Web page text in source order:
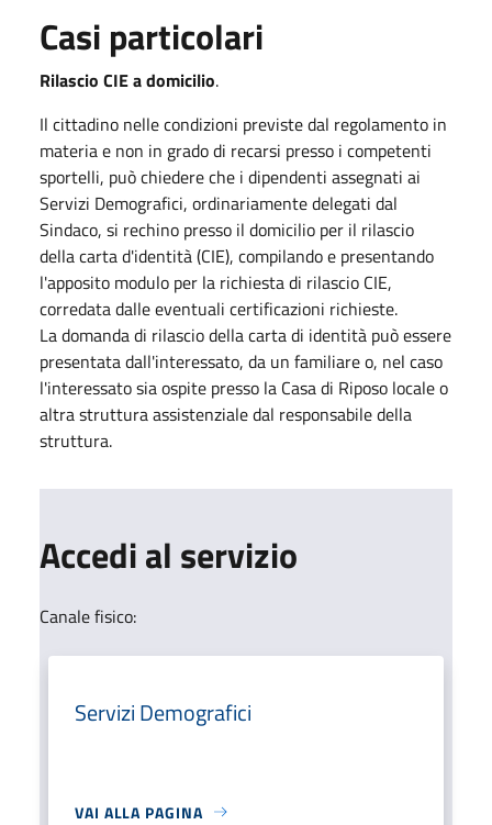
Casi particolari
Rilascio CIE a domicilio.
Il cittadino nelle condizioni previste dal regolamento in
materia e non in grado di recarsi presso i competenti
sportelli, può chiedere che i dipendenti assegnati ai
Servizi Demografici, ordinariamente delegati dal
Sindaco, si rechino presso il domicilio per il rilascio
della carta d'identità (CIE), compilando e presentando
l'apposito modulo per la richiesta di rilascio CIE,
corredata dalle eventuali certificazioni richieste.
La domanda di rilascio della carta di identità può essere
presentata dall'interessato, da un familiare o, nel caso
l'interessato sia ospite presso la Casa di Riposo locale o
altra struttura assistenziale dal responsabile della
struttura.
Accedi al servizio
Canale fisico:
Servizi Demografici
VAI ALLA PAGINA